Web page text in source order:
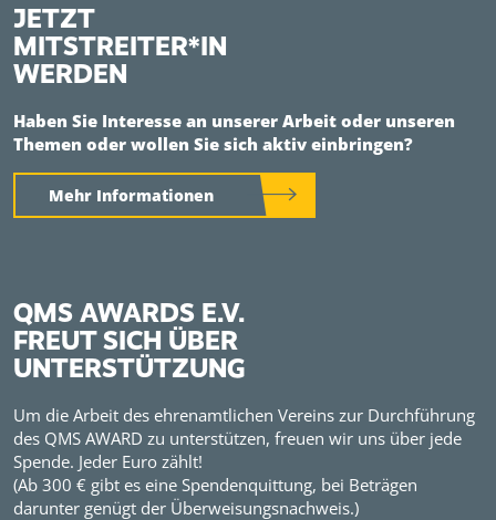
JETZT
MITSTREITER*IN
WERDEN
Haben Sie Interesse an unserer Arbeit oder unseren
Themen oder wollen Sie sich aktiv einbringen?
Mehr Informationen
QMS AWARDS E.V.
FREUT SICH ÜBER
UNTERSTÜTZUNG
Um die Arbeit des ehrenamtlichen Vereins zur Durchführung
des QMS AWARD zu unterstützen, freuen wir uns über jede
Spende. Jeder Euro zählt!
(Ab 300 € gibt es eine Spendenquittung, bei Beträgen
darunter genügt der Überweisungsnachweis.)